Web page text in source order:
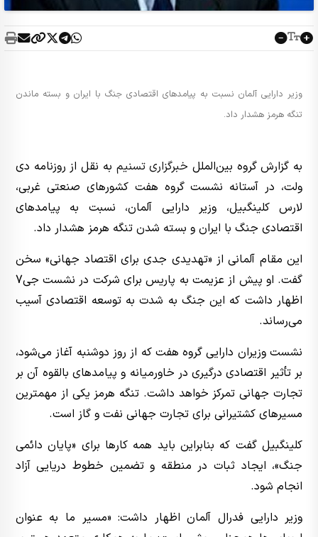
وزیر دارایی آلمان نسبت به پیامدهای اقتصادی جنگ با ایران و بسته ماندن
تنگه هرمز هشدار داد.
به گزارش گروه بین‌الملل خبرگزاری تسنیم به نقل از روزنامه دی
ولت، در آستانه نشست گروه هفت کشورهای صنعتی غربی،
لارس کلینگبیل، وزیر دارایی آلمان، نسبت به پیامدهای
اقتصادی جنگ با ایران و بسته شدن تنگه هرمز هشدار داد.
این مقام آلمانی از «تهدیدی جدی برای اقتصاد جهانی» سخن
گفت. او پیش از عزیمت به پاریس برای شرکت در نشست جی7
اظهار داشت که این جنگ به شدت به توسعه اقتصادی آسیب
می‌رساند.
نشست وزیران دارایی گروه هفت که از روز دوشنبه آغاز می‌شود،
بر تأثیر اقتصادی درگیری در خاورمیانه و پیامدهای بالقوه آن بر
تجارت جهانی تمرکز خواهد داشت. تنگه هرمز یکی از مهمترین
مسیرهای کشتیرانی برای تجارت جهانی نفت و گاز است.
کلینگبیل گفت که بنابراین باید همه کارها برای «پایان دائمی
جنگ»، ایجاد ثبات در منطقه و تضمین خطوط دریایی آزاد
انجام شود.
وزیر دارایی فدرال آلمان اظهار داشت: «مسیر ما به عنوان